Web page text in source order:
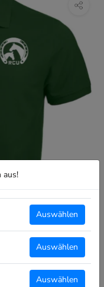
aus!
Auswählen
Auswählen
Auswählen